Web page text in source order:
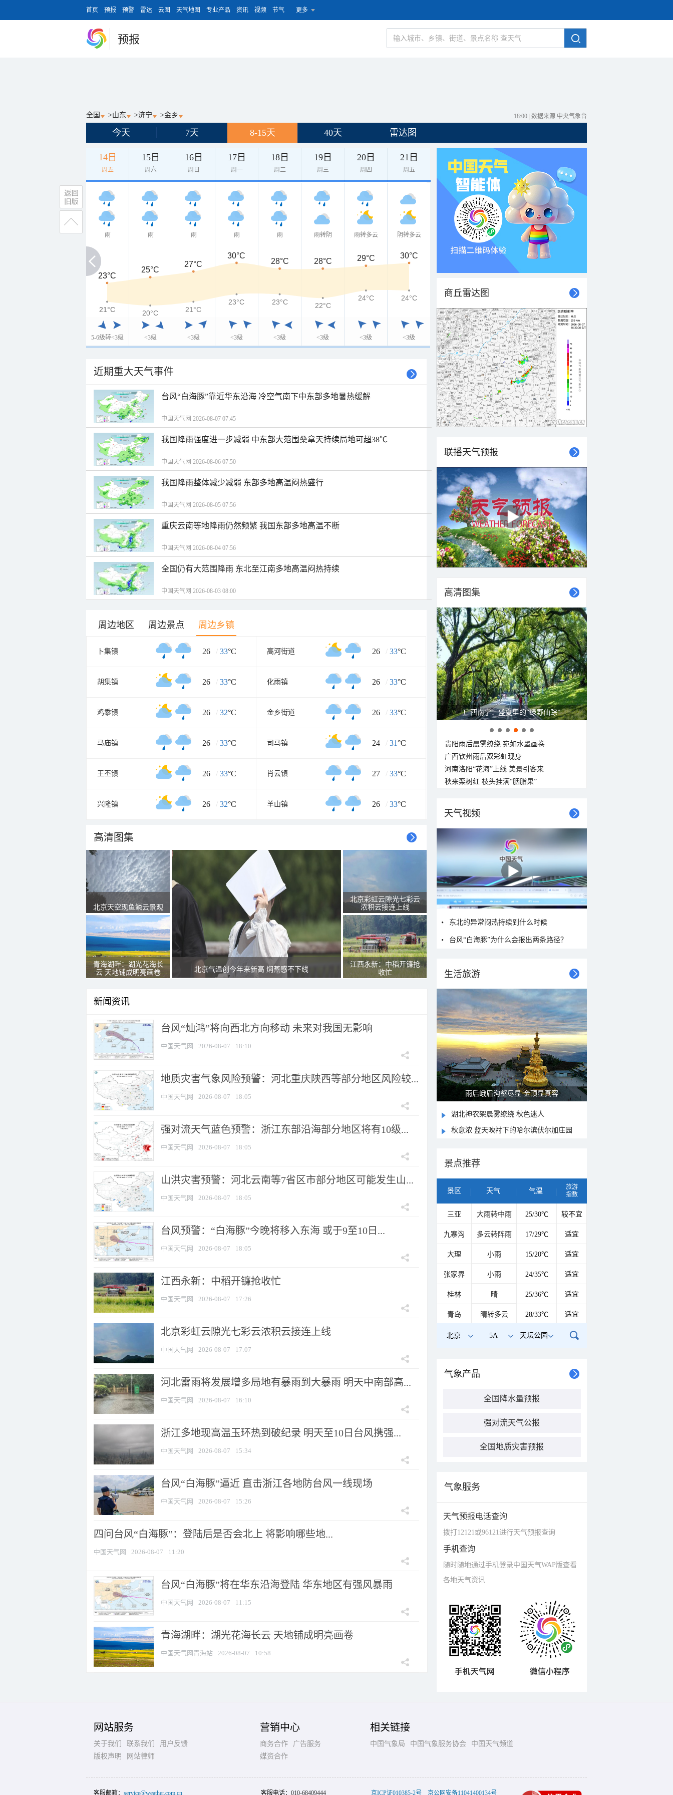
首页 预报 预警 雷达 云图 天气地图 专业产品 资讯 视频 节气 更多
预报
全国 >山东 >济宁 >金乡 18:00 数据来源 中央气象台
今天 7天 8-15天 40天 雷达图
14日
周五
15日
周六
16日
周日
17日
周一
18日
周二
19日
周三
20日
周四
21日
周五
雨
5-6级转<3级
雨
<3级
雨
<3级
雨
<3级
雨
<3级
雨转阴
<3级
雨转多云
<3级
阴转多云
<3级
23°C
23°C
25°C
27°C
30°C
28°C 28°C 29°C 30°C
21°C
21°C 20°C 21°C
23°C 23°C 22°C
24°C 24°C
近期重大天气事件
台风“白海豚”靠近华东沿海 冷空气南下中东部多地暑热缓解
中国天气网 2026-08-07 07:45
我国降雨强度进一步减弱 中东部大范围桑拿天持续局地可超38℃
中国天气网 2026-08-06 07:50
我国降雨整体减少减弱 东部多地高温闷热盛行
中国天气网 2026-08-05 07:56
重庆云南等地降雨仍然频繁 我国东部多地高温不断
中国天气网 2026-08-04 07:56
全国仍有大范围降雨 东北至江南多地高温闷热持续
中国天气网 2026-08-03 08:00
周边地区 周边景点 周边乡镇
卜集镇 26 / 33°C 高河街道 26 / 33°C
胡集镇 26 / 33°C 化雨镇 26 / 33°C
鸡黍镇 26 / 32°C 金乡街道 26 / 33°C
马庙镇 26 / 33°C 司马镇 24 / 31°C
王丕镇 26 / 33°C 肖云镇 27 / 33°C
兴隆镇 26 / 32°C 羊山镇 26 / 33°C
高清图集
北京天空现鱼鳞云景观
青海湖畔：湖光花海长
云 天地铺成明亮画卷
北京气温创今年来新高 焖蒸感不下线
北京彩虹云隙光七彩云
浓积云接连上线
江西永新：中稻开镰抢
收忙
新闻资讯
台风“灿鸿”将向西北方向移动 未来对我国无影响
中国天气网 2026-08-07 18:10
地质灾害气象风险预警：河北重庆陕西等部分地区风险较...
中国天气网 2026-08-07 18:05
强对流天气蓝色预警：浙江东部沿海部分地区将有10级...
中国天气网 2026-08-07 18:05
山洪灾害预警：河北云南等7省区市部分地区可能发生山...
中国天气网 2026-08-07 18:05
台风预警：“白海豚”今晚将移入东海 或于9至10日...
中国天气网 2026-08-07 18:05
江西永新：中稻开镰抢收忙
中国天气网 2026-08-07 17:26
北京彩虹云隙光七彩云浓积云接连上线
中国天气网 2026-08-07 17:07
河北雷雨将发展增多局地有暴雨到大暴雨 明天中南部高...
中国天气网 2026-08-07 16:10
浙江多地现高温玉环热到破纪录 明天至10日台风携强...
中国天气网 2026-08-07 15:34
台风“白海豚”逼近 直击浙江各地防台风一线现场
中国天气网 2026-08-07 15:26
四问台风“白海豚”：登陆后是否会北上 将影响哪些地...
中国天气网 2026-08-07 11:20
台风“白海豚”将在华东沿海登陆 华东地区有强风暴雨
中国天气网 2026-08-07 11:15
青海湖畔：湖光花海长云 天地铺成明亮画卷
中国天气网青海站 2026-08-07 10:58
商丘雷达图
联播天气预报
高清图集
广西南宁：盛夏里的“绿野仙踪”
贵阳雨后晨雾缭绕 宛如水墨画卷
广西钦州雨后双彩虹现身
河南洛阳“花海”上线 美景引客来
秋来栾树红 枝头挂满“胭脂果”
天气视频
东北的异常闷热持续到什么时候
台风“白海豚”为什么会报出两条路径？
生活旅游
雨后峨眉沟壑尽显 金顶显真容
湖北神农架晨雾缭绕 秋色迷人
秋意浓 蓝天映衬下的哈尔滨伏尔加庄园
景点推荐
景区 天气 气温
旅游
指数
三亚 大雨转中雨 25/30℃ 较不宜
九寨沟 多云转阵雨 17/29℃ 适宜
大理 小雨 15/20℃ 适宜
张家界 小雨 24/35℃ 适宜
桂林 晴 25/36℃ 适宜
青岛 晴转多云 28/33℃ 适宜
北京 5A 天坛公园
气象产品
全国降水量预报
强对流天气公报
全国地质灾害预报
气象服务
天气预报电话查询
拨打12121或96121进行天气预报查询
手机查询
随时随地通过手机登录中国天气WAP版查看
各地天气资讯
网站服务
关于我们 联系我们
用户反馈
版权声明
网站律师
营销中心
商务合作
广告服务
媒资合作
相关链接
中国气象局 中国气象服务协会 中国天气频道
客服邮箱： service@weather.com.cn 客服电话： 010-68409444 京ICP证010385-2号 京公网安备11041400134号